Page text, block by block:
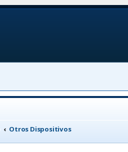
Otros Dispositivos